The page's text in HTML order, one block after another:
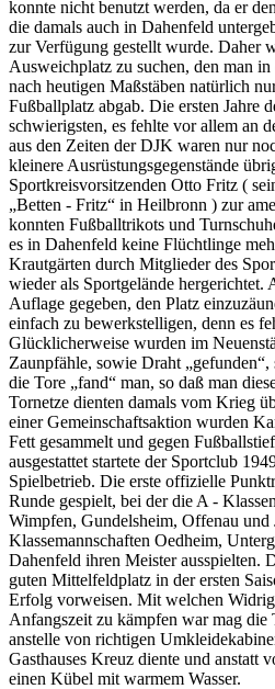
konnte nicht benutzt werden, da er
die damals auch in Dahenfeld
zur Verfügung gestellt wurde. Daher
Ausweichplatz zu suchen, den man
nach heutigen Maßstäben natürlich
Fußballplatz abgab. Die ersten Jahre
schwierigsten, es fehlte vor allem an
aus den Zeiten der DJK waren nur
kleinere Ausrüstungsgegenstände
Sportkreisvorsitzenden Otto Fritz (
„Betten - Fritz“ in Heilbronn ) zur
konnten Fußballtrikots und
es in Dahenfeld keine Flüchtlinge
Krautgärten durch Mitglieder des
wieder als Sportgelände
Auflage gegeben, den Platz
einfach zu bewerkstelligen, denn es
Glücklicherweise wurden im
Zaunpfähle, sowie Draht
die Tore „fand“ man, so daß man
Tornetze dienten damals vom Krieg
einer Gemeinschaftsaktion wurden
Fett gesammelt und gegen
ausgestattet startete der Sportclub
Spielbetrieb. Die erste offizielle
Runde gespielt, bei der die A -
Wimpfen, Gundelsheim, Offenau
Klassemannschaften Oedheim,
Dahenfeld ihren Meister ausspielten.
guten Mittelfeldplatz in der ersten
Erfolg vorweisen. Mit welchen
Anfangszeit zu kämpfen war mag die
anstelle von richtigen
Gasthauses Kreuz diente und anstatt
einen Kübel mit warmem Wasser.